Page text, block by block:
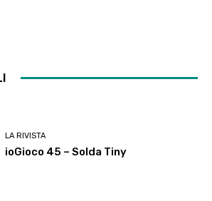
LA RIVISTA
ioGioco 45 – Solda Tiny